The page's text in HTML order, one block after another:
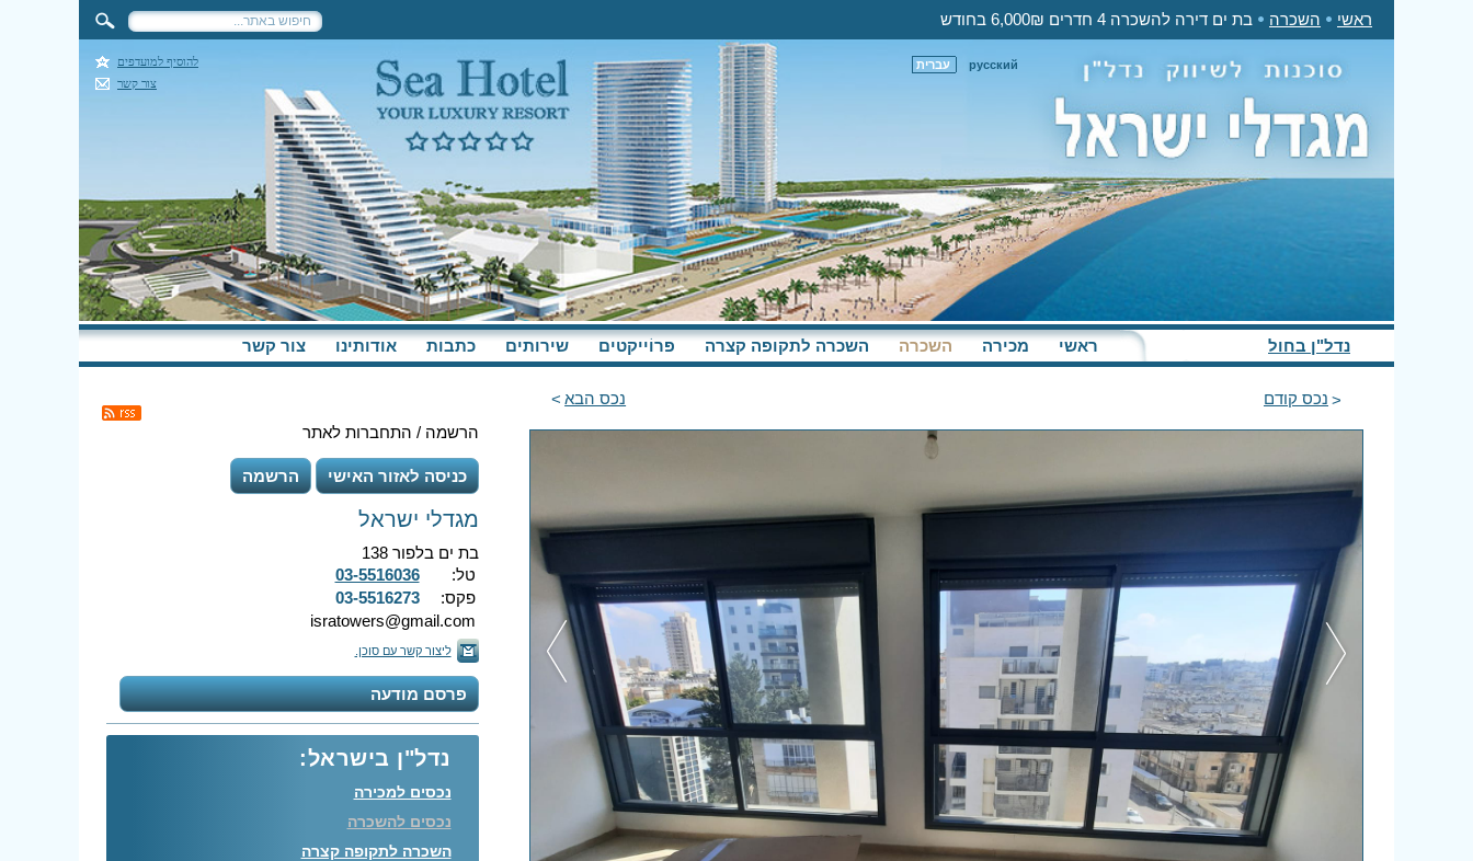
ראשי השכרה בת ים דירה להשכרה 4 חדרים 6,000₪ בחודש
עברית русский
להוסיף למועדפים
צור קשר
נדל"ן בחול ראשי מכירה השכרה השכרה לתקופה קצרה פּרוֹייקטים שירותים כתבות אודותינו צור קשר
נכס קודם נכס הבא
הרשמה / התחברות לאתר
כניסה לאזור האישי הרשמה
מגדלי ישראל
בת ים בלפור 138
טל:
03-5516036
פקס:
03-5516273
isratowers@gmail.com
ליצור קשר עם סוכן.
פרסם מודעה
נדל"ן בישראל:
נכסים למכירה
נכסים להשכרה
השכרה לתקופה קצרה